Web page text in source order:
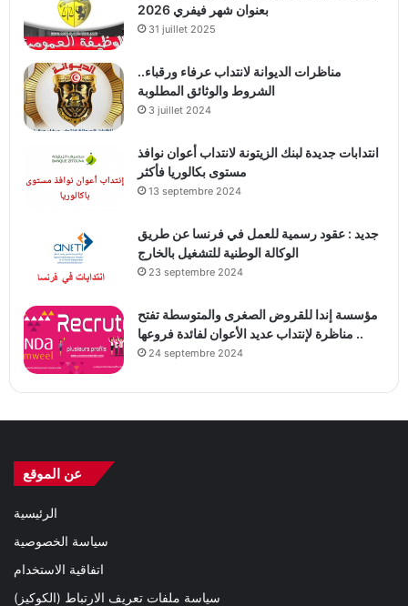
بعنوان شهر فيفري 2026
31 juillet 2025
مناظرات الديوانة لانتداب عرفاء ورقباء..
الشروط والوثائق المطلوبة
3 juillet 2024
انتدابات جديدة لبنك الزيتونة لانتداب أعوان نوافذ
مستوى بكالوريا فأكثر
13 septembre 2024
جديد : عقود رسمية للعمل في فرنسا عن طريق
الوكالة الوطنية للتشغيل بالخارج
23 septembre 2024
مؤسسة إندا للقروض الصغرى والمتوسطة تفتح
مناظرة لإنتداب عديد الأعوان لفائدة فروعها ..
24 septembre 2024
عن الموقع
الرئيسية
سياسة الخصوصية
اتفاقية الاستخدام
سياسة ملفات تعريف الارتباط (الكوكيز)